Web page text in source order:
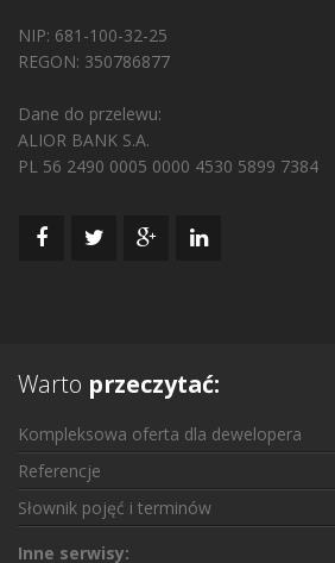
NIP: 681-100-32-25
REGON: 350786877
Dane do przelewu:
ALIOR BANK S.A.
PL 56 2490 0005 0000 4530 5899 7384
Warto przeczytać:
Kompleksowa oferta dla dewelopera
Referencje
Słownik pojęć i terminów
Inne serwisy: